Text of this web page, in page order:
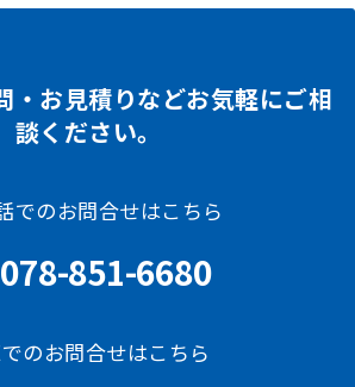
・お見積りなどお気軽にご相
談ください。
でのお問合せはこちら
078-851-6680
でのお問合せはこちら